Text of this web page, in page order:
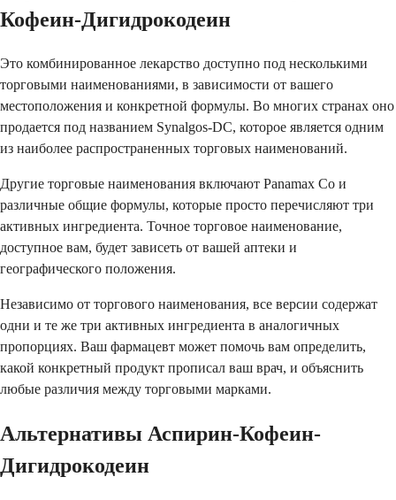
Кофеин-Дигидрокодеин
Это комбинированное лекарство доступно под несколькими
торговыми наименованиями, в зависимости от вашего
местоположения и конкретной формулы. Во многих странах оно
продается под названием Synalgos-DC, которое является одним
из наиболее распространенных торговых наименований.
Другие торговые наименования включают Panamax Co и
различные общие формулы, которые просто перечисляют три
активных ингредиента. Точное торговое наименование,
доступное вам, будет зависеть от вашей аптеки и
географического положения.
Независимо от торгового наименования, все версии содержат
одни и те же три активных ингредиента в аналогичных
пропорциях. Ваш фармацевт может помочь вам определить,
какой конкретный продукт прописал ваш врач, и объяснить
любые различия между торговыми марками.
Альтернативы Аспирин-Кофеин-
Дигидрокодеин